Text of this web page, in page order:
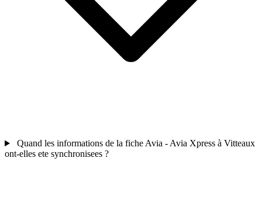
Quand les informations de la fiche Avia - Avia Xpress à Vitteaux
ont-elles ete synchronisees ?